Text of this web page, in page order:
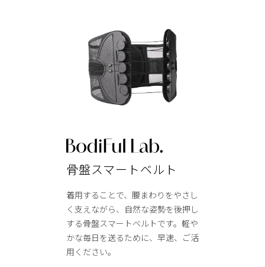
骨盤スマートベルト
着用することで、腰まわりをやさし
く支えながら、自然な姿勢を後押し
する骨盤スマートベルトです。軽や
かな毎日を送るために、早速、ご活
用ください。